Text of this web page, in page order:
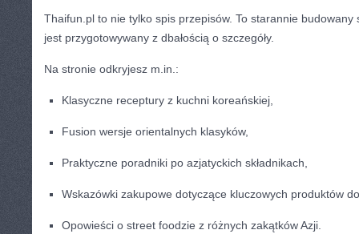
Thaifun.pl to nie tylko spis przepisów. To starannie budowany
jest przygotowywany z dbałością o szczegóły.
Na stronie odkryjesz m.in.:
Klasyczne receptury z kuchni koreańskiej,
Fusion wersje orientalnych klasyków,
Praktyczne poradniki po azjatyckich składnikach,
Wskazówki zakupowe dotyczące kluczowych produktów
Opowieści o street foodzie z różnych zakątków Azji.